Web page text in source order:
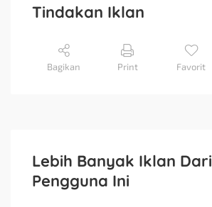
Tindakan Iklan
Bagikan Print Favorit
Lebih Banyak Iklan Dari
Pengguna Ini